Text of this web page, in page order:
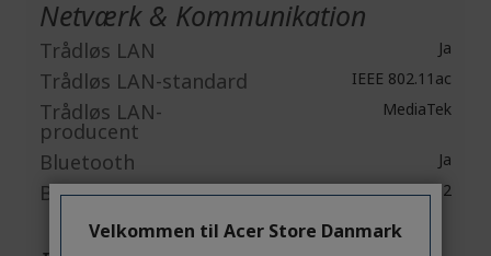
Netværk & Kommunikation
Trådløs LAN Ja
Trådløs LAN-standard IEEE 802.11ac
Trådløs LAN-
producent
MediaTek
Bluetooth Ja
Bluetooth-standard Bluetooth 5.2
Velkommen til Acer Store Danmark